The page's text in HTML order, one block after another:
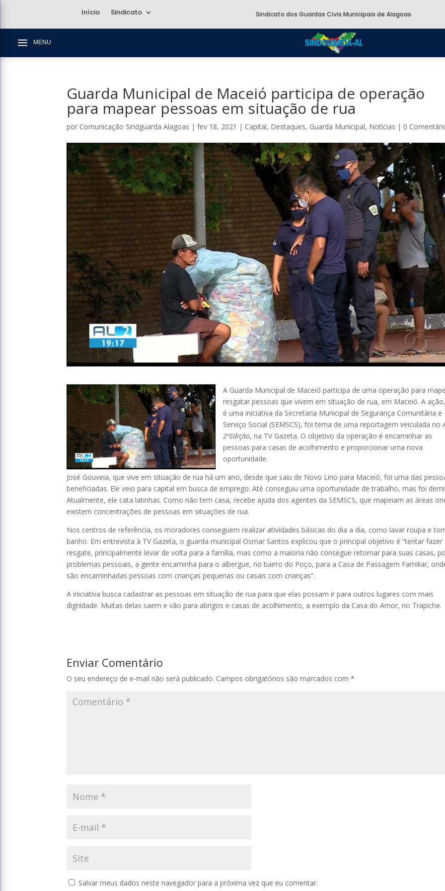
Início Sindicato Sindicato dos Guardas Civis Municipais de Alagoas
a MENU
Guarda Municipal de Maceió participa de operação
para mapear pessoas em situação de rua
por Comunicação Sindguarda Alagoas |fev 18, 2021 | Capital, Destaques, Guarda Municipal, Notícias | 0
A Guarda Municipal de Maceió participa de uma operação para
resgatar pessoas que vivem em situação de rua, em Maceió. A
é uma iniciativa da Secretaria Municipal de Segurança Comunitária e
Serviço Social (SEMSCS), foi tema de uma reportagem veiculada no
2ªEdição, na TV Gazeta. O objetivo da operação é encaminhar as
pessoas para casas de acolhimento e proporcionar uma nova
oportunidade.
José Gouveia, que vive em situação de rua há um ano, desde que saiu de Novo Lino para Maceió, foi uma das
beneficiadas. Ele veio para capital em busca de emprego. Até conseguiu uma oportunidade de trabalho, mas foi
Atualmente, ele cata latinhas. Como não tem casa, recebe ajuda dos agentes da SEMSCS, que mapeiam as áreas
existem concentrações de pessoas em situações de rua.
Nos centros de referência, os moradores conseguem realizar atividades básicas do dia a dia, como lavar roupa e
banho. Em entrevista à TV Gazeta, o guarda municipal Osmar Santos explicou que o principal objetivo é “tentar fazer
resgate, principalmente levar de volta para a família, mas como a maioria não consegue retornar para suas casas,
problemas pessoais, a gente encaminha para o albergue, no bairro do Poço, para a Casa de Passagem Familiar,
são encaminhadas pessoas com crianças pequenas ou casais com crianças”.
A iniciativa busca cadastrar as pessoas em situação de rua para que elas possam ir para outros lugares com mais
dignidade. Muitas delas saem e vão para abrigos e casas de acolhimento, a exemplo da Casa do Amor, no Trapiche.
Enviar Comentário
O seu endereço de e-mail não será publicado. Campos obrigatórios são marcados com*
Salvar meus dados neste navegador para a próxima vez que eu comentar.